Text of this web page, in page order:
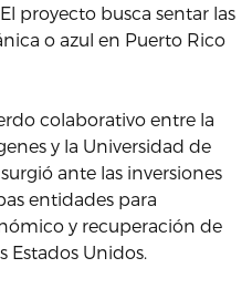
proyecto busca sentar las
o azul en Puerto Rico
colaborativo entre la
y la Universidad de
ante las inversiones
entidades para
y recuperación de
Estados Unidos.